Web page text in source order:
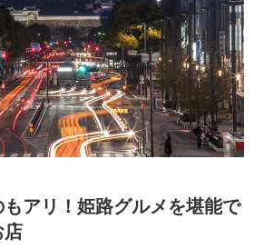
アリ！姫路グルメを堪能で
店